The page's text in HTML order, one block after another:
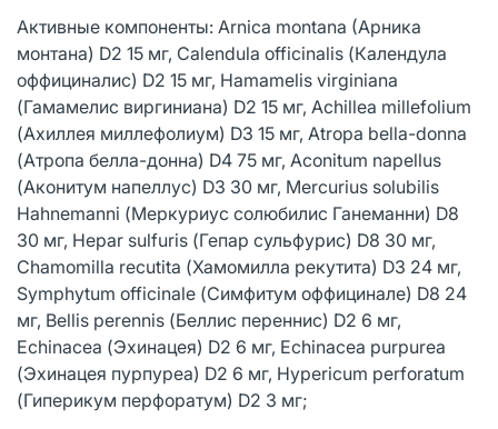
Активные компоненты: Arnica montana (Aрника
монтана) D2 15 мг, Calendula officinalis (Календула
оффициналис) D2 15 мг, Hamamelis virginiana
(Гамамелис виргиниана) D2 15 мг, Achillea millefolium
(Ахиллея миллефолиум) D3 15 мг, Atropa bella-donna
(Атропа белла-донна) D4 75 мг, Aconitum napellus
(Аконитум напеллус) D3 30 мг, Mercurius solubilis
Hahnemanni (Меркуриус солюбилис Ганеманни) D8
30 мг, Hepar sulfuris (Гепар сульфурис) D8 30 мг,
Chamomilla recutita (Хамомилла рекутита) D3 24 мг,
Symphytum officinale (Симфитум оффицинале) D8 24
мг, Bellis perennis (Беллис переннис) D2 6 мг,
Echinacea (Эхинацея) D2 6 мг, Echinacea purpurea
(Эхинацея пурпуреа) D2 6 мг, Hypericum perforatum
(Гиперикум перфоратум) D2 3 мг;